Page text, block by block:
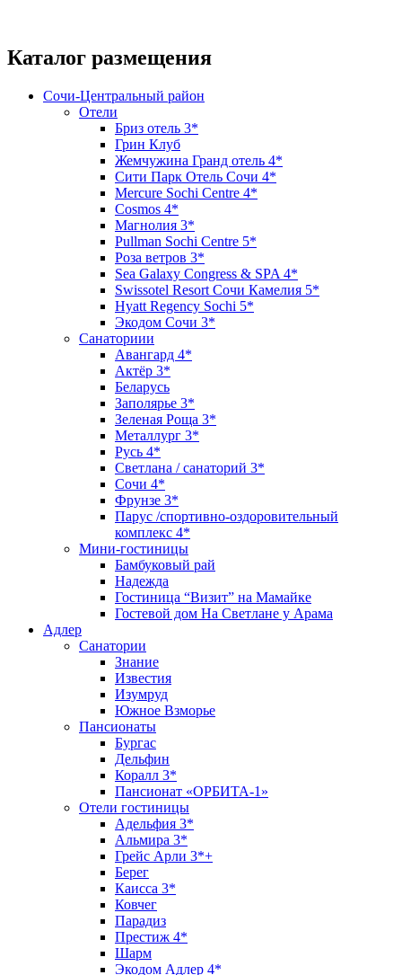
Каталог размещения
Сочи-Центральный район
Отели
Бриз отель 3*
Грин Клуб
Жемчужина Гранд отель 4*
Сити Парк Отель Сочи 4*
Mercure Sochi Centre 4*
Cosmos 4*
Магнолия 3*
Pullman Sochi Сеntre 5*
Роза ветров 3*
Sea Galaxy Congress & SPA 4*
Swissotel Resort Сочи Камелия 5*
Hyatt Regency Sochi 5*
Экодом Сочи 3*
Санаториии
Авангард 4*
Актёр 3*
Беларусь
Заполярье 3*
Зеленая Роща 3*
Металлург 3*
Русь 4*
Светлана / санаторий 3*
Сочи 4*
Фрунзе 3*
Парус /спортивно-оздоровительный
комплекс 4*
Мини-гостиницы
Бамбуковый рай
Надежда
Гостиница “Визит” на Мамайке
Гостевой дом На Светлане у Арама
Адлер
Санатории
Знание
Известия
Изумруд
Южное Взморье
Пансионаты
Бургас
Дельфин
Коралл 3*
Пансионат «ОРБИТА-1»
Отели гостиницы
Адельфия 3*
Альмира 3*
Грейс Арли 3*+
Берег
Каисса 3*
Ковчег
Парадиз
Престиж 4*
Шарм
Экодом Адлер 4*